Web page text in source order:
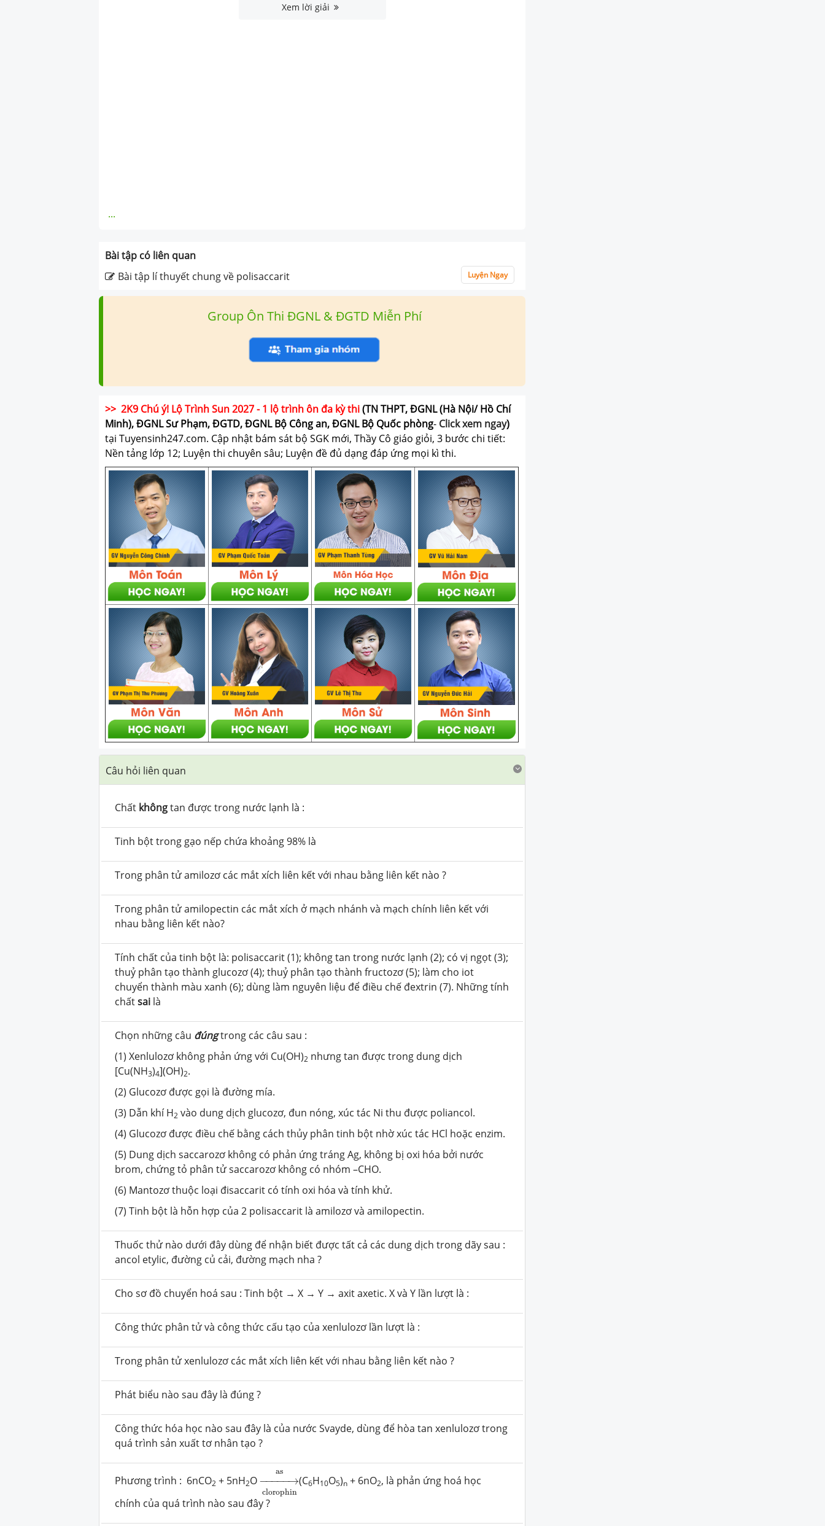
Xem lời giải
...
Bài tập có liên quan
Bài tập lí thuyết chung về polisaccarit
Luyện Ngay
Group Ôn Thi ĐGNL & ĐGTD Miễn Phí
>> 2K9 Chú ý! Lộ Trình Sun 2027 - 1 lộ trình ôn đa kỳ thi(TN THPT, ĐGNL (Hà Nội/ Hồ Chí
Minh), ĐGNL Sư Phạm, ĐGTD, ĐGNL Bộ Công an, ĐGNL Bộ Quốc phòng- Click xem ngay)
tại Tuyensinh247.com. Cập nhật bám sát bộ SGK mới, Thầy Cô giáo giỏi, 3 bước chi tiết:
Nền tảng lớp 12; Luyện thi chuyên sâu; Luyện đề đủ dạng đáp ứng mọi kì thi.
Câu hỏi liên quan
Chất khôngtan được trong nước lạnh là :
Tinh bột trong gạo nếp chứa khoảng 98% là
Trong phân tử amilozơ các mắt xích liên kết với nhau bằng liên kết nào ?
Trong phân tử amilopectin các mắt xích ở mạch nhánh và mạch chính liên kết với
nhau bằng liên kết nào?
Tính chất của tinh bột là: polisaccarit (1); không tan trong nước lạnh (2); có vị ngọt (3);
thuỷ phân tạo thành glucozơ (4); thuỷ phân tạo thành fructozơ (5); làm cho iot
chuyển thành màu xanh (6); dùng làm nguyên liệu để điều chế đextrin (7). Những tính
chấtsai là
Chọn những câu đúngtrong các câu sau :
(1) Xenlulozơ không phản ứng với Cu(OH)2 nhưng tan được trong dung dịch
[Cu(NH3)4](OH)2.
(2) Glucozơ được gọi là đường mía.
(3) Dẫn khí H2 vào dung dịch glucozơ, đun nóng, xúc tác Ni thu được poliancol.
(4) Glucozơ được điều chế bằng cách thủy phân tinh bột nhờ xúc tác HCl hoặc enzim.
(5) Dung dịch saccarozơ không có phản ứng tráng Ag, không bị oxi hóa bởi nước
brom, chứng tỏ phân tử saccarozơ không có nhóm –CHO.
(6) Mantozơ thuộc loại đisaccarit có tính oxi hóa và tính khử.
(7) Tinh bột là hỗn hợp của 2 polisaccarit là amilozơ và amilopectin.
Thuốc thử nào dưới đây dùng để nhận biết được tất cả các dung dịch trong dãy sau :
ancol etylic, đường củ cải, đường mạch nha ?
Cho sơ đồ chuyển hoá sau : Tinh bột → X → Y → axit axetic. X và Y lần lượt là :
Công thức phân tử và công thức cấu tạo của xenlulozơ lần lượt là :
Trong phân tử xenlulozơ các mắt xích liên kết với nhau bằng liên kết nào ?
Phát biểu nào sau đây là đúng ?
Công thức hóa học nào sau đây là của nước Svayde, dùng để hòa tan xenlulozơ trong
quá trình sản xuất tơ nhân tạo ?
Phương trình : 6nCO2 + 5nH2O
as
−−−−−→
clorophin
clorophin
(C6H10O5)n + 6nO2, là phản ứng hoá học
chính của quá trình nào sau đây ?